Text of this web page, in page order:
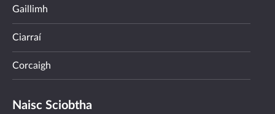
Gaillimh
Ciarraí
Corcaigh
Naisc Sciobtha